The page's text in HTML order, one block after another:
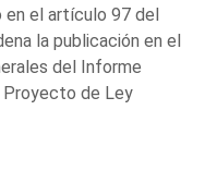
en el artículo 97 del
la publicación en el
del Informe
Proyecto de Ley